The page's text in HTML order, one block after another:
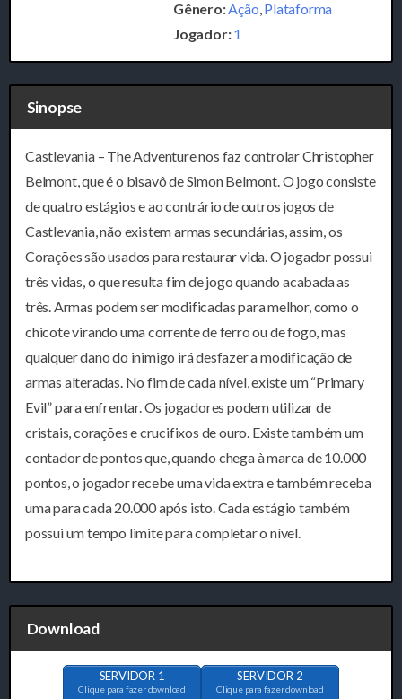
Gênero:Ação Plataforma
Jogador:1
Sinopse
Castlevania – The Adventure nos faz controlar Christopher
Belmont, que é o bisavô de Simon Belmont. O jogo consiste
de quatro estágios e ao contrário de outros jogos de
Castlevania, não existem armas secundárias, assim, os
Corações são usados para restaurar vida. O jogador possui
três vidas, o que resulta fim de jogo quando acabada as
três. Armas podem ser modificadas para melhor, como o
chicote virando uma corrente de ferro ou de fogo, mas
qualquer dano do inimigo irá desfazer a modificação de
armas alteradas. No fim de cada nível, existe um “Primary
Evil” para enfrentar. Os jogadores podem utilizar de
cristais, corações e crucifixos de ouro. Existe também um
contador de pontos que, quando chega à marca de 10.000
pontos, o jogador recebe uma vida extra e também receba
uma para cada 20.000 após isto. Cada estágio também
possui um tempo limite para completar o nível.
Download
SERVIDOR 1
Clique para fazer download
SERVIDOR 2
Clique para fazer download